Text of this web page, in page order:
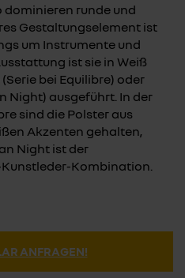
dominieren runde und
Gestaltungselement ist
um Instrumente und
ist sie in Weiß
bei Equilibre) oder
Night) ausgeführt. In der
sind die Polster aus
Akzenten gehalten,
Night ist der
Kombination.
ANFRAGEN!